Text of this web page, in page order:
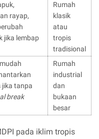
rayap,
jika lembap
Rumah
klasik
atau
tropis
tradisional
jika tanpa
break
Rumah
industrial
dan
bukaan
besar
pada iklim tropis